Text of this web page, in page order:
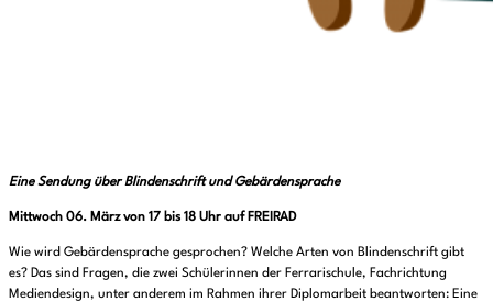
Eine Sendung über Blindenschrift und Gebärdensprache
Mittwoch 06. März von 17 bis 18 Uhr auf FREIRAD
Wie wird Gebärdensprache gesprochen? Welche Arten von Blindenschrift gibt
es? Das sind Fragen, die zwei Schülerinnen der Ferrarischule, Fachrichtung
Mediendesign, unter anderem im Rahmen ihrer Diplomarbeit beantworten: Eine